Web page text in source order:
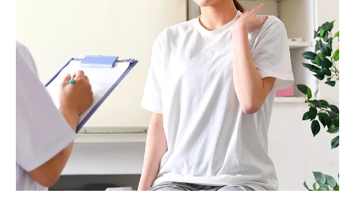
デスクワークがもたらす肩こり
スマートフォンの使い過ぎに注意
ストレスと肩こりの悪循環
食事と運動が肩こりに与える効果
せんげん台駅周辺でできる肩こり改善の第一歩
地域の専門家に相談する
簡単に始められるストレッチ方法